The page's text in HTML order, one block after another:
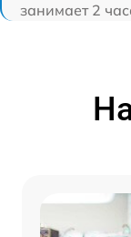
занимает 2